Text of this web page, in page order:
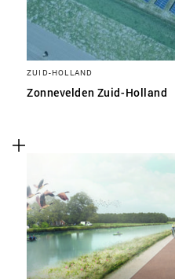
ZUID-HOLLAND
Zonnevelden Zuid-Holland